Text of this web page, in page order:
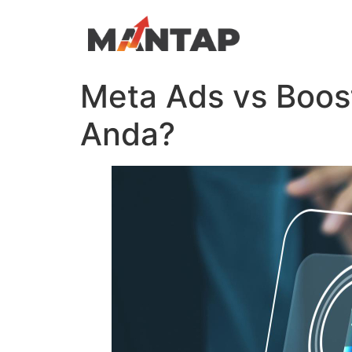
Meta Ads vs
Anda?